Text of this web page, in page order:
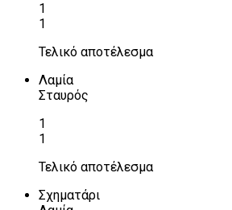
1
1
Τελικό αποτέλεσμα
Λαμία
Σταυρός
1
1
Τελικό αποτέλεσμα
Σχηματάρι